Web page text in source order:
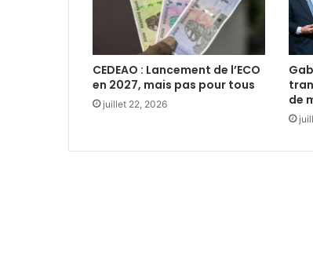
CEDEAO : Lancement de l’ECO
en 2027, mais pas pour tous‎
juillet 22, 2026
de